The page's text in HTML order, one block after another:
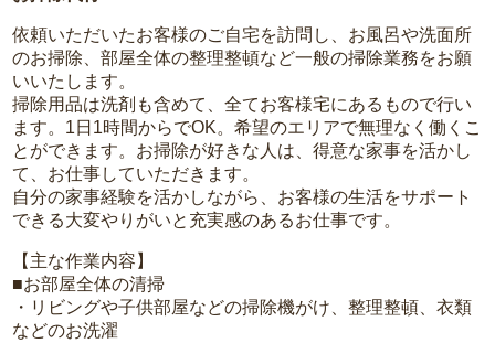
依頼いただいたお客様のご自宅を訪問し、お風呂や洗面所
のお掃除、部屋全体の整理整頓など一般の掃除業務をお願
いいたします。
掃除用品は洗剤も含めて、全てお客様宅にあるもので行い
ます。1日1時間からでOK。希望のエリアで無理なく働くこ
とができます。お掃除が好きな人は、得意な家事を活かし
て、お仕事していただきます。
自分の家事経験を活かしながら、お客様の生活をサポート
できる大変やりがいと充実感のあるお仕事です。
【主な作業内容】
■お部屋全体の清掃
・リビングや子供部屋などの掃除機がけ、整理整頓、衣類
などのお洗濯